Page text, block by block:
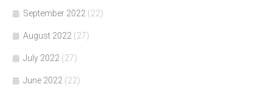
September 2022 (22)
August 2022 (27)
July 2022 (27)
June 2022 (22)